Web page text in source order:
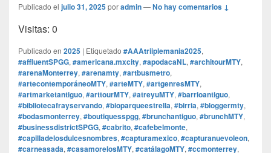
Publicado el julio 31, 2025poradmin—No hay comentarios ↓
Visitas: 0
Publicado en 2025 | Etiquetado #AAAtriiplemania2025,
#affluentSPGG, #americana.mxcity, #apodacaNL, #architourMTY,
#arenaMonterrey, #arenamty, #artbusmetro,
#artecontemporáneoMTY, #arteMTY, #artgenresMTY,
#artmarketantiguo, #arttourMTY, #atreyuMTY, #barrioantiguo,
#bibliotecafrayservando, #bioparqueestrella, #birria, #bloggermty,
#bodasmonterrey, #boutiquesspgg, #brunchantiguo, #brunchMTY,
#businessdistrictSPGG, #cabrito, #cafebelmonte,
#capilladelosdulcesnombres, #capturamexico, #capturanuevoleon,
#carneasada, #casamorelosMTY, #catálagoMTY, #ccmonterrey,